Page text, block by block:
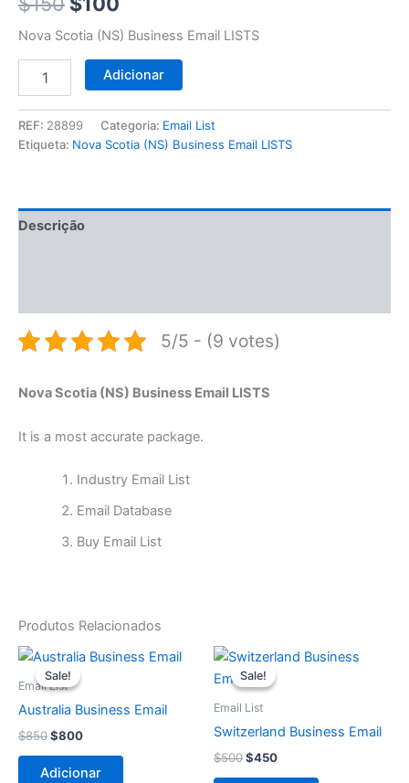
Nova Scotia (NS) Business Email LISTS
Adicionar
REF: 28899 Categoria: Email List
Etiqueta: Nova Scotia (NS) Business Email LISTS
Descrição
5/5 - (9 votes)
Nova Scotia (NS) Business Email LISTS
It is a most accurate package.
Industry Email List
Email Database
Buy Email List
Produtos Relacionados
Sale!
Sale!
Email List
Australia Business Email
$850
O
preço
original
$850.
$800
O
$800.
Adicionar
Sale!
Sale!
Email List
Switzerland Business Email
$500
O
preço
original
$500.
$450
O